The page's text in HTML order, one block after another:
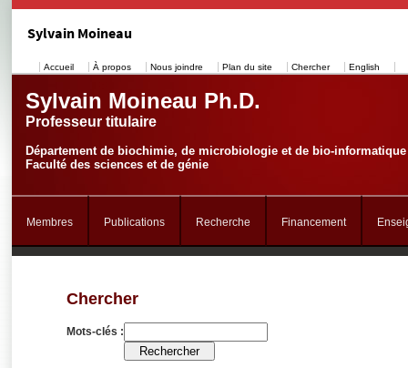
Sylvain Moineau
Accueil À propos Nous joindre Plan du site Chercher English
Sylvain Moineau Ph.D.
Professeur titulaire
Département de biochimie, de microbiologie et de bio-informatique
Faculté des sciences et de génie
Membres Publications Recherche Financement
Chercher
Mots-clés :